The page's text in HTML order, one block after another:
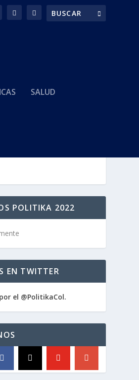
SALUD
POLITIKA 2022
EN TWITTER
el @PolitikaCol.